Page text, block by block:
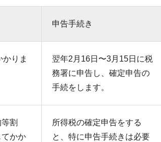
申告手続き
りま
翌年2月16日〜3月15日に税
務署に申告し、確定申告の
手続をします。
割
かか
所得税の確定申告をする
と、特に申告手続きは必要